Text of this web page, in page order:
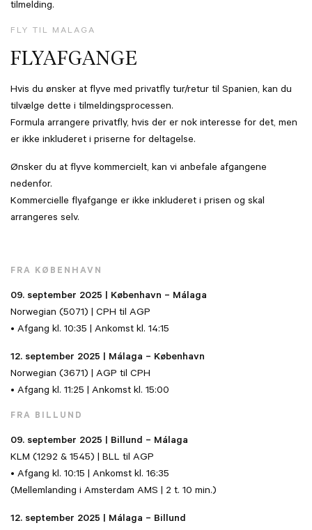
tilmelding.
FLY TIL MALAGA
FLYAFGANGE
Hvis du ønsker at flyve med privatfly tur/retur til Spanien, kan du
tilvælge dette i tilmeldingsprocessen.
Formula arrangere privatfly, hvis der er nok interesse for det, men
er ikke inkluderet i priserne for deltagelse.
Ønsker du at flyve kommercielt, kan vi anbefale afgangene
nedenfor.
Kommercielle flyafgange er ikke inkluderet i prisen og skal
arrangeres selv.
FRA KØBENHAVN
09. september 2025 | København – Málaga
Norwegian (5071) | CPH til AGP
• Afgang kl. 10:35 | Ankomst kl. 14:15
12. september 2025 | Málaga – København
Norwegian (3671) | AGP til CPH
• Afgang kl. 11:25 | Ankomst kl. 15:00
FRA BILLUND
09. september 2025 | Billund – Málaga
KLM (1292 & 1545) | BLL til AGP
• Afgang kl. 10:15 | Ankomst kl. 16:35
(Mellemlanding i Amsterdam AMS | 2 t. 10 min.)
12. september 2025 | Málaga – Billund